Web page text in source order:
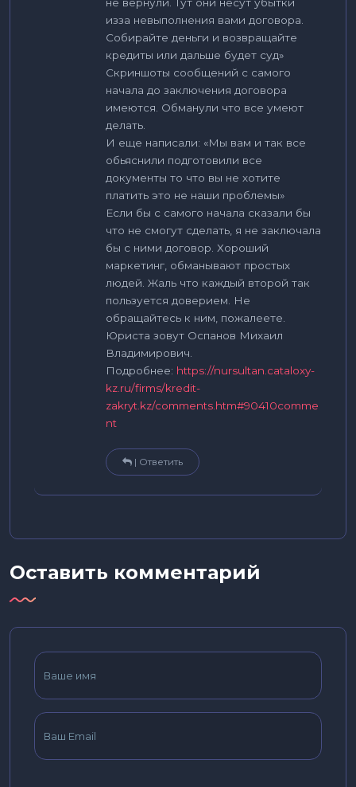
не вернули. Тут они несут убытки
изза невыполнения вами договора.
Собирайте деньги и возвращайте
кредиты или дальше будет суд»
Скриншоты сообщений с самого
начала до заключения договора
имеются. Обманули что все умеют
делать.
И еще написали: «Мы вам и так все
обьяснили подготовили все
документы то что вы не хотите
платить это не наши проблемы»
Если бы с самого начала сказали бы
что не смогут сделать, я не заключала
бы с ними договор. Хороший
маркетинг, обманывают простых
людей. Жаль что каждый второй так
пользуется доверием. Не
обращайтесь к ним, пожалеете.
Юриста зовут Оспанов Михаил
Владимирович.
Подробнее: https://nursultan.cataloxy-
kz.ru/firms/kredit-
zakryt.kz/comments.htm#90410comme
nt
| Ответить
Оставить комментарий